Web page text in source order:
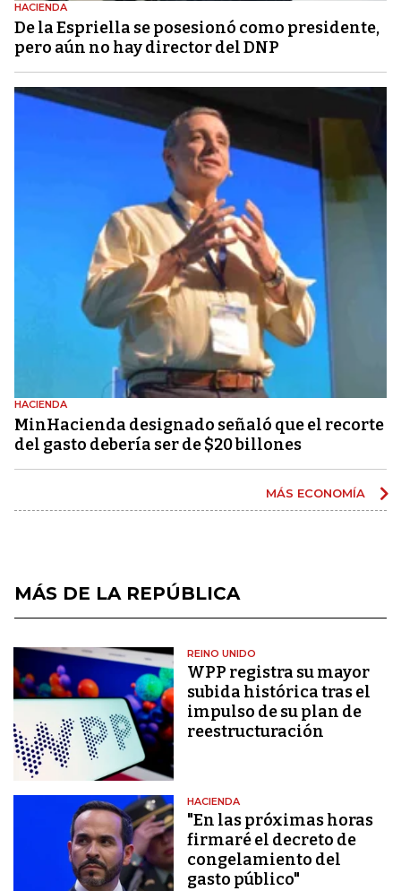
HACIENDA
De la Espriella se posesionó como presidente,
pero aún no hay director del DNP
HACIENDA
MinHacienda designado señaló que el recorte
del gasto debería ser de $20 billones
MÁS ECONOMÍA
MÁS DE LA REPÚBLICA
REINO UNIDO
WPP registra su mayor
subida histórica tras el
impulso de su plan de
reestructuración
HACIENDA
"En las próximas horas
firmaré el decreto de
congelamiento del
gasto público"